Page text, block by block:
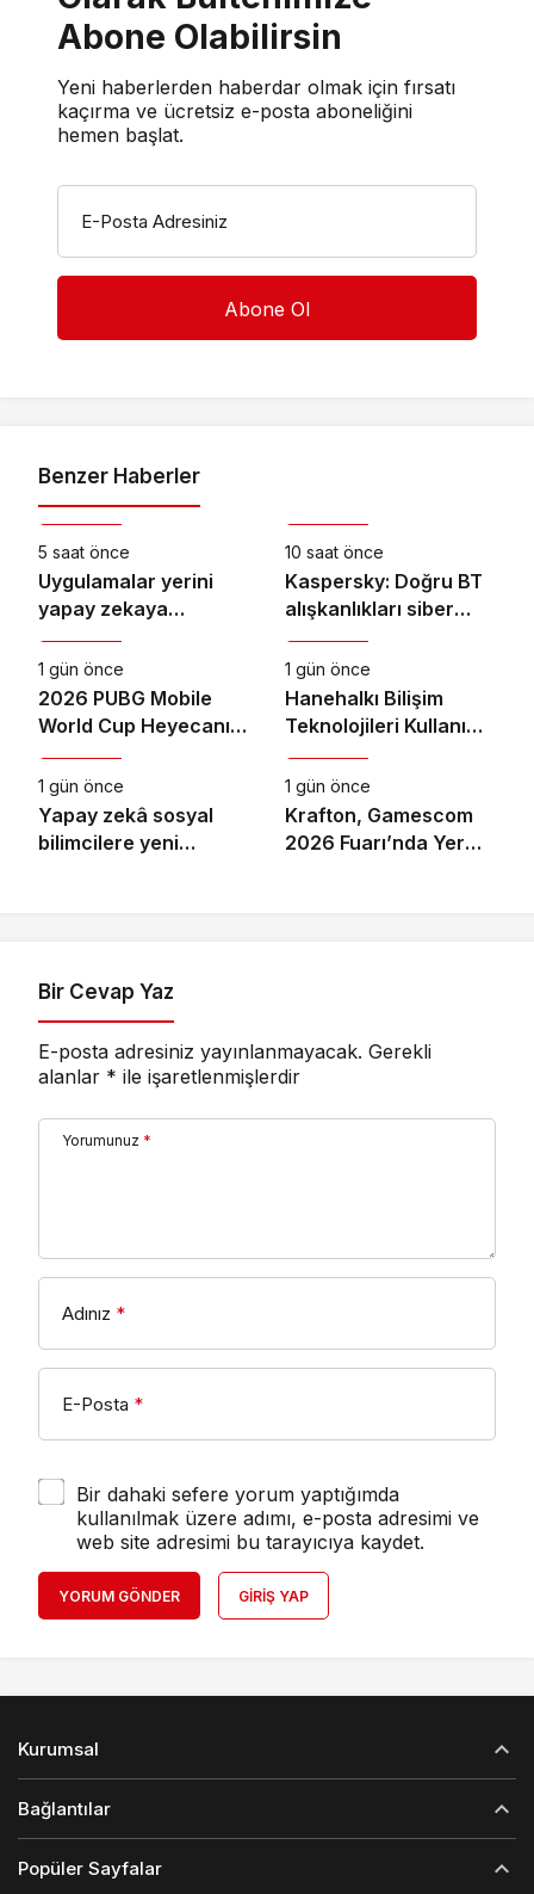
Abone Olabilirsin
Yeni haberlerden haberdar olmak için fırsatı
kaçırma ve ücretsiz e-posta aboneliğini
hemen başlat.
E-Posta Adresiniz
Benzer Haberler
Teknoloji
5 saat önce
Uygulamalar yerini
yapay zekaya
bırakıyor
10 saat önce
Kaspersky: Doğru BT
alışkanlıkları siber
dayanıklılığı
güçlendiriyor
1 gün önce
2026 PUBG Mobile
World Cup Heyecanı
Paris’te Başlıyor
1 gün önce
Hanehalkı Bilişim
Teknolojileri Kullanım
Araştırması, 2026
1 gün önce
Yapay zekâ sosyal
bilimcilere yeni
1 gün önce
Krafton, Gamescom
2026 Fuarı’nda Yer
Bir Cevap Yaz
E-posta adresiniz yayınlanmayacak. Gerekli
alanlar * ile işaretlenmişlerdir
Yorumunuz *
Adınız *
E-Posta *
Bir dahaki sefere yorum yaptığımda
kullanılmak üzere adımı, e-posta adresimi ve
web site adresimi bu tarayıcıya kaydet.
YORUM GÖNDER GIRIŞ YAP
Kurumsal
Bağlantılar
Popüler Sayfalar